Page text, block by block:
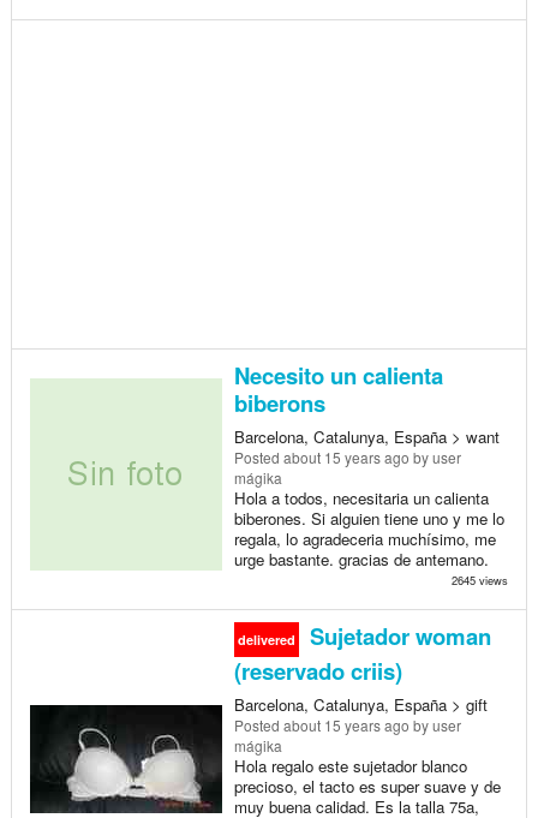
Necesito un calienta
biberons
Barcelona, Catalunya, España > want
Posted about 15 years ago by user
mágika
Hola a todos, necesitaria un calienta
biberones. Si alguien tiene uno y me lo
regala, lo agradeceria muchísimo, me
urge bastante. gracias de antemano.
2645 views
delivered
Sujetador woman
(reservado criis)
Barcelona, Catalunya, España > gift
Posted about 15 years ago by user
mágika
Hola regalo este sujetador blanco
precioso, el tacto es super suave y de
muy buena calidad. Es la talla 75a,